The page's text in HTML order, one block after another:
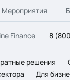
Мероприятия
Finance 8
решения
Для